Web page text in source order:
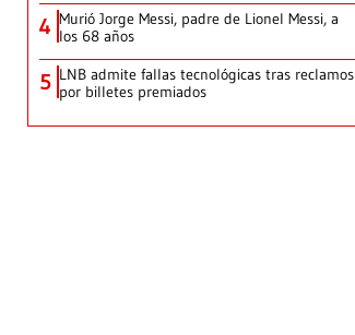
4 Murió Jorge Messi, padre de Lionel Messi, a
los 68 años
5 LNB admite fallas tecnológicas tras reclamos
por billetes premiados